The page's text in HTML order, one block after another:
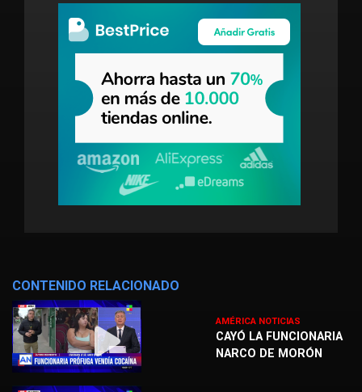
CONTENIDO RELACIONADO
AMÉRICA NOTICIAS
CAYÓ LA FUNCIONARIA
NARCO DE MORÓN